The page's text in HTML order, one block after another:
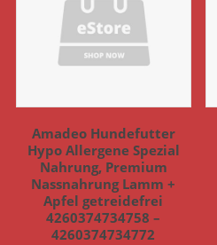
Amadeo Hundefutter
Hypo Allergene Spezial
Nahrung, Premium
Nassnahrung Lamm +
Apfel getreidefrei
4260374734758 –
4260374734772